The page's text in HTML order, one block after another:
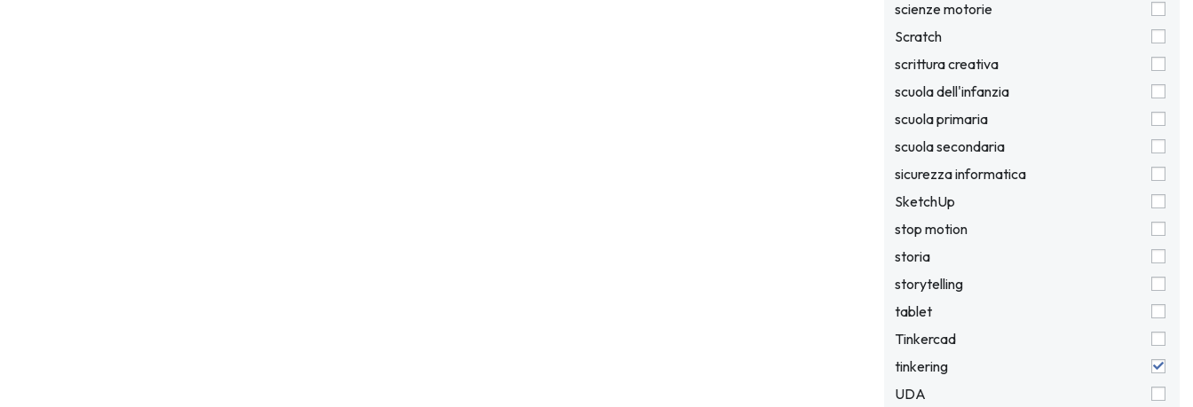
scienze motorie
Scratch
scrittura creativa
scuola dell'infanzia
scuola primaria
scuola secondaria
sicurezza informatica
SketchUp
stop motion
storia
storytelling
tablet
Tinkercad
tinkering
UDA